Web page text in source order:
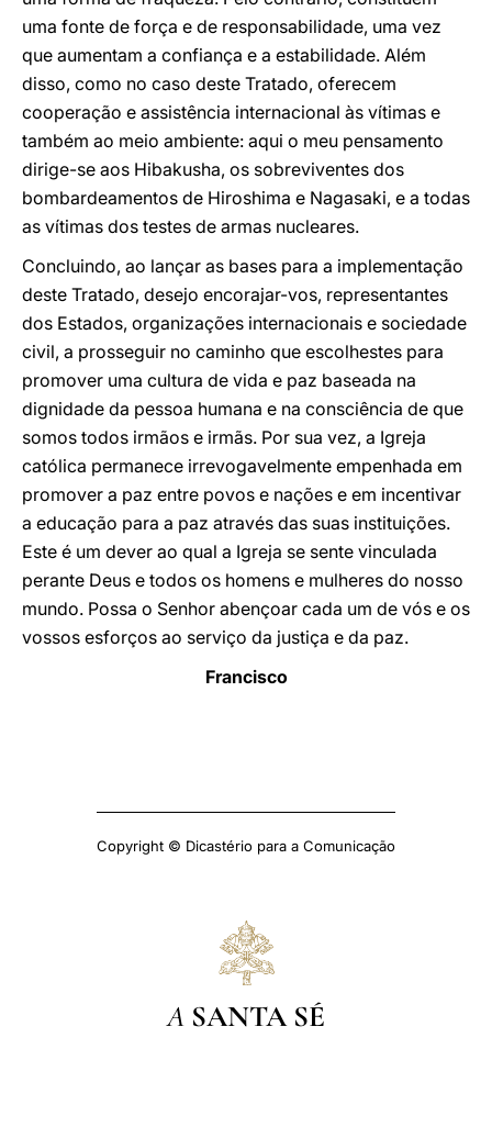
uma fonte de força e de responsabilidade, uma vez
que aumentam a confiança e a estabilidade. Além
disso, como no caso deste Tratado, oferecem
cooperação e assistência internacional às vítimas e
também ao meio ambiente: aqui o meu pensamento
dirige-se aos Hibakusha, os sobreviventes dos
bombardeamentos de Hiroshima e Nagasaki, e a todas
as vítimas dos testes de armas nucleares.
Concluindo, ao lançar as bases para a implementação
deste Tratado, desejo encorajar-vos, representantes
dos Estados, organizações internacionais e sociedade
civil, a prosseguir no caminho que escolhestes para
promover uma cultura de vida e paz baseada na
dignidade da pessoa humana e na consciência de que
somos todos irmãos e irmãs. Por sua vez, a Igreja
católica permanece irrevogavelmente empenhada em
promover a paz entre povos e nações e em incentivar
a educação para a paz através das suas instituições.
Este é um dever ao qual a Igreja se sente vinculada
perante Deus e todos os homens e mulheres do nosso
mundo. Possa o Senhor abençoar cada um de vós e os
vossos esforços ao serviço da justiça e da paz.
Francisco
Copyright © Dicastério para a Comunicação
A SANTA SÉ